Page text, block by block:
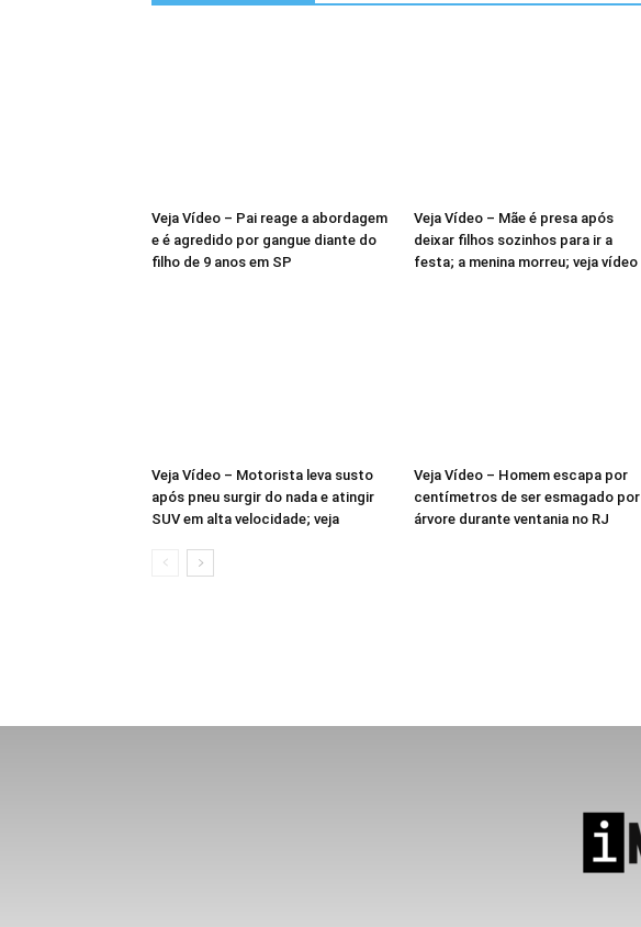
Veja Vídeo – Pai reage a abordagem
e é agredido por gangue diante do
filho de 9 anos em SP
Veja Vídeo – Mãe é presa após
deixar filhos sozinhos para ir a
festa; a menina morreu; veja vídeo
Veja Vídeo – Motorista leva susto
após pneu surgir do nada e atingir
SUV em alta velocidade; veja
Veja Vídeo – Homem escapa por
centímetros de ser esmagado por
árvore durante ventania no RJ